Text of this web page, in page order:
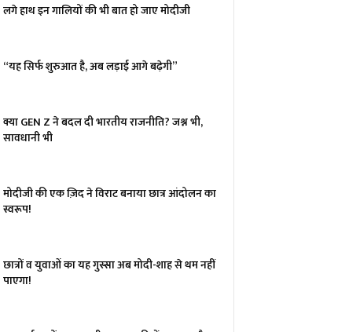
लगे हाथ इन गालियों की भी बात हो जाए मोदीजी
“यह सिर्फ शुरुआत है, अब लड़ाई आगे बढ़ेगी”
क्या GEN Z ने बदल दी भारतीय राजनीति? जश्न भी,
सावधानी भी
मोदीजी की एक ज़िद ने विराट बनाया छात्र आंदोलन का
स्वरूप!
छात्रों व युवाओं का यह गुस्सा अब मोदी-शाह से थम नहीं
पाएगा!